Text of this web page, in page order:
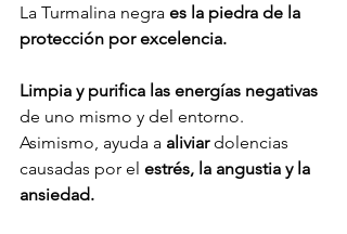
La Turmalina negra es la piedra de la
protección por excelencia.
Limpia y purifica las energías negativas
de uno mismo y del entorno.
Asimismo, ayuda a aliviar dolencias
causadas por el estrés, la angustia y la
ansiedad.